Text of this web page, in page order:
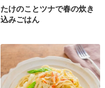
たけのことツナで春の炊き
込みごはん